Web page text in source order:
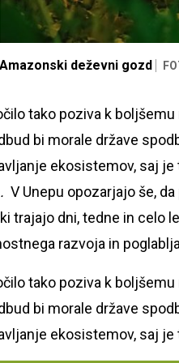
Amazonski deževni gozd
tako poziva k
bi morale države
ekosistemov, saj je
V Unepu opozarjajo še,
trajajo dni, tedne in celo
razvoja in
tako poziva k
bi morale države
ekosistemov, saj je